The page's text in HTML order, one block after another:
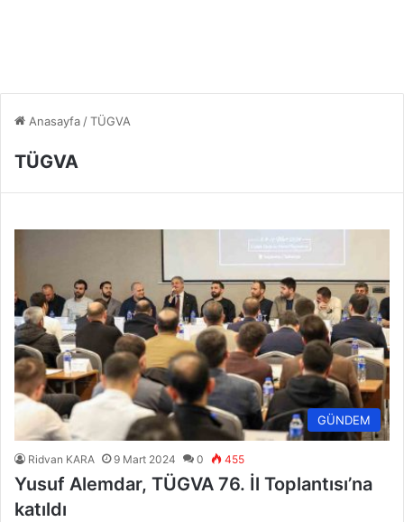
Anasayfa /TÜGVA
TÜGVA
GÜNDEM
Ridvan KARA 9 Mart 2024 0 455
Yusuf Alemdar, TÜGVA 76. İl Toplantısı’na
katıldı